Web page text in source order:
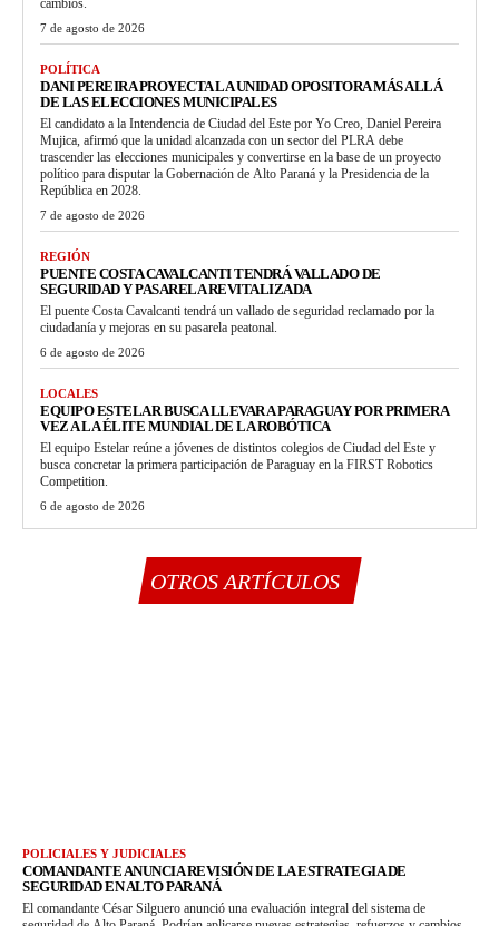
7 de agosto de 2026
POLÍTICA
DANI PEREIRA PROYECTA LA UNIDAD OPOSITORA MÁS ALLÁ
DE LAS ELECCIONES MUNICIPALES
El candidato a la Intendencia de Ciudad del Este por Yo Creo, Daniel Pereira
Mujica, afirmó que la unidad alcanzada con un sector del PLRA debe
trascender las elecciones municipales y convertirse en la base de un proyecto
político para disputar la Gobernación de Alto Paraná y la Presidencia de la
República en 2028.
7 de agosto de 2026
REGIÓN
PUENTE COSTA CAVALCANTI TENDRÁ VALLADO DE
SEGURIDAD Y PASARELA REVITALIZADA
El puente Costa Cavalcanti tendrá un vallado de seguridad reclamado por la
ciudadanía y mejoras en su pasarela peatonal.
6 de agosto de 2026
LOCALES
EQUIPO ESTELAR BUSCA LLEVAR A PARAGUAY POR PRIMERA
VEZ A LA ÉLITE MUNDIAL DE LA ROBÓTICA
El equipo Estelar reúne a jóvenes de distintos colegios de Ciudad del Este y
busca concretar la primera participación de Paraguay en la FIRST Robotics
Competition.
6 de agosto de 2026
OTROS ARTÍCULOS
POLICIALES Y JUDICIALES
COMANDANTE ANUNCIA REVISIÓN DE LA ESTRATEGIA DE
SEGURIDAD EN ALTO PARANÁ
El comandante César Silguero anunció una evaluación integral del sistema de